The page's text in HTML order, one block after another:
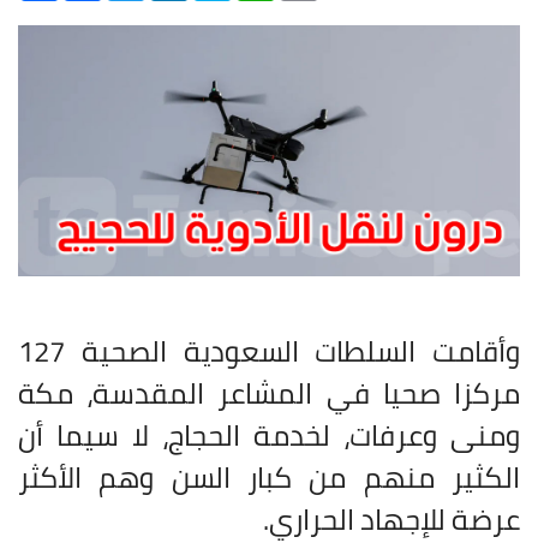
وأقامت السلطات السعودية الصحية 127
مركزا صحيا في المشاعر المقدسة، مكة
ومنى وعرفات، لخدمة الحجاج، لا سيما أن
الكثير منهم من كبار السن وهم الأكثر
عرضة للإجهاد الحراري.